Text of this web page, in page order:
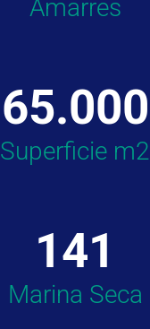
Amarres
65.000
Superficie m2
141
Marina Seca